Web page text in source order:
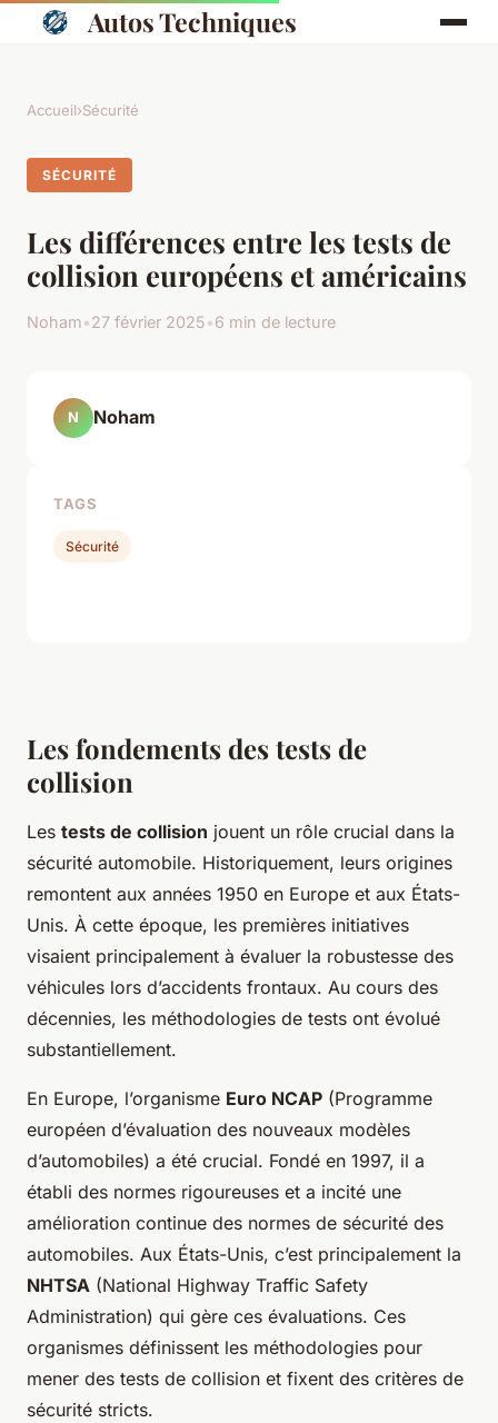
Autos Techniques
Accueil›Sécurité
SÉCURITÉ
Les différences entre les tests de
collision européens et américains
Noham•27 février 2025•6 min de lecture
Les fondements des tests de
collision
Les tests de collision jouent un rôle crucial dans la
sécurité automobile. Historiquement, leurs origines
remontent aux années 1950 en Europe et aux États-
Unis. À cette époque, les premières initiatives
visaient principalement à évaluer la robustesse des
véhicules lors d’accidents frontaux. Au cours des
décennies, les méthodologies de tests ont évolué
substantiellement.
En Europe, l’organisme Euro NCAP (Programme
européen d’évaluation des nouveaux modèles
d’automobiles) a été crucial. Fondé en 1997, il a
établi des normes rigoureuses et a incité une
amélioration continue des normes de sécurité des
automobiles. Aux États-Unis, c’est principalement la
NHTSA (National Highway Traffic Safety
Administration) qui gère ces évaluations. Ces
organismes définissent les méthodologies pour
mener des tests de collision et fixent des critères de
sécurité stricts.
N Noham
TAGS
Sécurité